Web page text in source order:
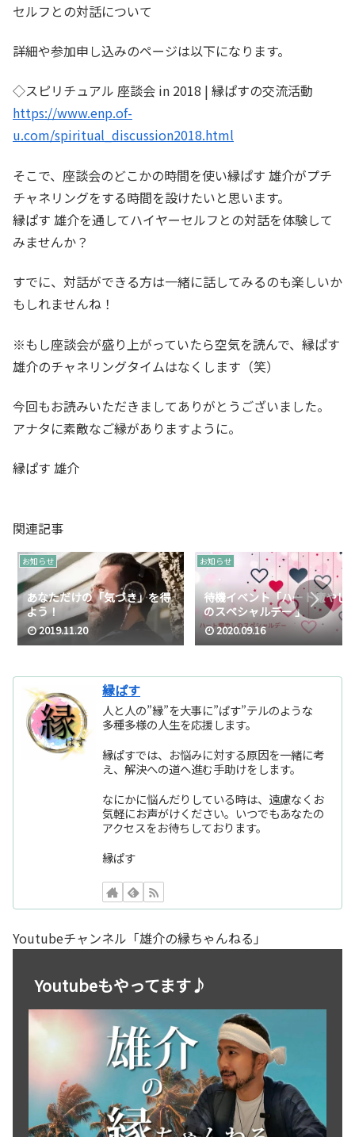
セルフとの対話について
詳細や参加申し込みのページは以下になります。
◇スピリチュアル 座談会 in 2018 | 縁ぱすの交流活動
https://www.enp.of-
u.com/spiritual_discussion2018.html
そこで、座談会のどこかの時間を使い縁ぱす 雄介がプチ
チャネリングをする時間を設けたいと思います。
縁ぱす 雄介を通してハイヤーセルフとの対話を体験して
みませんか？
すでに、対話ができる方は一緒に話してみるのも楽しいか
もしれませんね！
※もし座談会が盛り上がっていたら空気を読んで、縁ぱす
雄介のチャネリングタイムはなくします（笑）
今回もお読みいただきましてありがとうございました。
アナタに素敵なご縁がありますように。
縁ぱす 雄介
関連記事
お知らせ
あなただけの「気づき」を得
よう！
2019.11.20
お知らせ
待機イベント「ハート癒やし
のスペシャルデー 」
2020.09.16
縁ぱす
人と人の”縁”を大事に”ぱす”テルのような
多種多様の人生を応援します。
縁ぱすでは、お悩みに対する原因を一緒に考
え、解決への道へ進む手助けをします。
なにかに悩んだりしている時は、遠慮なくお
気軽にお声がけください。いつでもあなたの
アクセスをお待ちしております。
縁ぱす
Youtubeチャンネル「雄介の縁ちゃんねる」
Youtubeもやってます♪